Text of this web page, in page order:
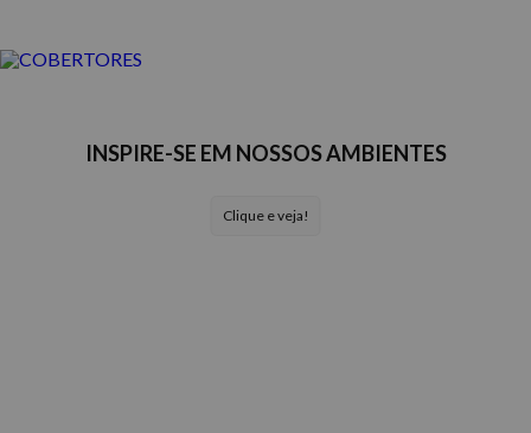
INSPIRE-SE EM NOSSOS AMBIENTES
Clique e veja!